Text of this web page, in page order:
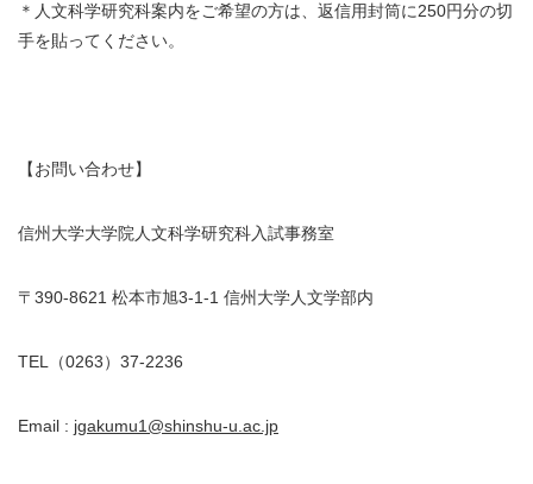
＊人文科学研究科案内をご希望の方は、返信用封筒に250円分の切
手を貼ってください。
【お問い合わせ】
信州大学大学院人文科学研究科入試事務室
〒390-8621 松本市旭3-1-1 信州大学人文学部内
TEL（0263）37-2236
Email : jgakumu1@shinshu-u.ac.jp